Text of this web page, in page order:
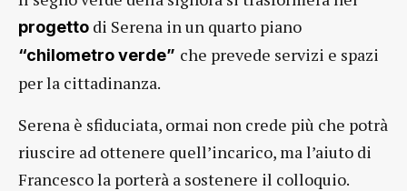
progetto di Serena in un quarto piano
“chilometro verde” che prevede servizi e spazi
per la cittadinanza.
Serena è sfiduciata, ormai non crede più che potrà
riuscire ad ottenere quell’incarico, ma l’aiuto di
Francesco la porterà a sostenere il colloquio.